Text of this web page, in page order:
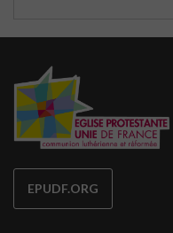
EPUDF.ORG